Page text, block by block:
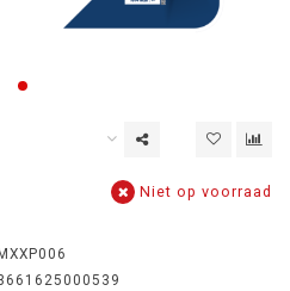
Niet op voorraad
MXXP006